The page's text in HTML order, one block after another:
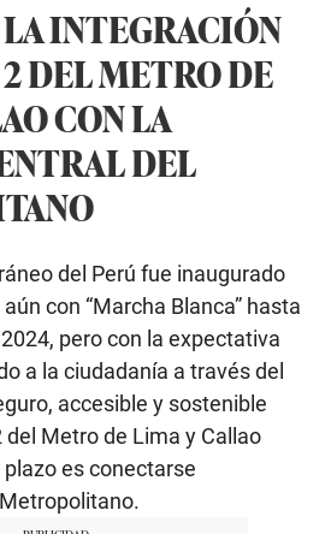
INTEGRACIÓN
DEL METRO DE
CON LA
DEL
del Perú fue inaugurado
con “Marcha Blanca” hasta
pero con la expectativa
a la ciudadanía a través del
accesible y sostenible
Metro de Lima y Callao
es conectarse